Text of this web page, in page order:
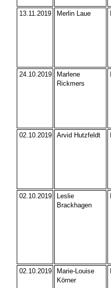
13.11.2019 Merlin Laue
24.10.2019
Marlene
Rickmers
02.10.2019 Arvid Hutzfeldt
02.10.2019
Leslie
Brackhagen
02.10.2019
Marie-Louise
Körner